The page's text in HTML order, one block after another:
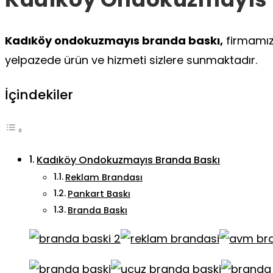
Kadıköy ondokuzmayıs branda baskı,
yelpazede ürün ve hizmeti sizlere sunmaktadır.
İçindekiler
Kadıköy Ondokuzmayıs Branda Baskı
Reklam Brandası
Pankart Baskı
Branda Baskı